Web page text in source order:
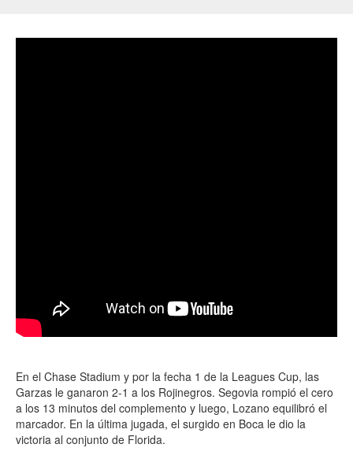
En el Chase Stadium y por la fecha 1 de la Leagues Cup, las
Garzas le ganaron 2-1 a los Rojinegros. Segovia rompió el cero
a los 13 minutos del complemento y luego, Lozano equilibró el
marcador. En la última jugada, el surgido en Boca le dio la
victoria al conjunto de Florida.